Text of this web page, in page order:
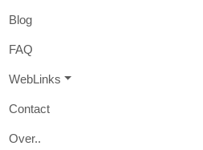
Blog
FAQ
WebL inks
Contact
Over..